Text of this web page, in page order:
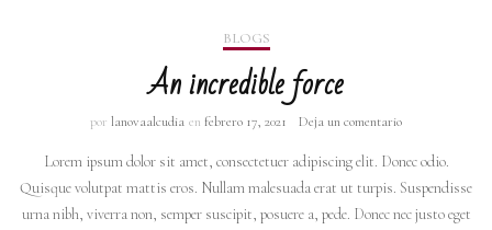
BLOGS
An incredible force
por lanovaalcudia en febrero 17, 2021 Deja un comentario
Lorem ipsum dolor sit amet, consectetuer adipiscing elit. Donec odio.
Quisque volutpat mattis eros. Nullam malesuada erat ut turpis. Suspendisse
urna nibh, viverra non, semper suscipit, posuere a, pede. Donec nec justo eget